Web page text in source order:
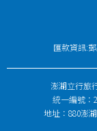
匯款資訊:
澎湖立行旅
統一編號
地址：880澎